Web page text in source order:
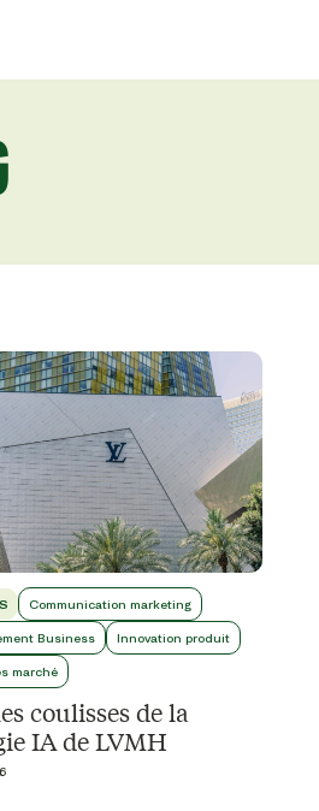
Communication marketing
Business Innovation produit
marché
coulisses de la
IA de LVMH